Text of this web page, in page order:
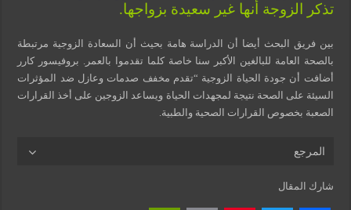
تذكر الزوجة أنها غير سعيدة بزواجها.
بين فريق البحث أيضا أن الدراسة هامة بحيث أن السعادة الزوجية مرتبطة
بالصحة العامة للبالغين الأكبر سنا خاصة كلما تقدموا بالعمر. بروفيسور كارر
أضافت أن جودة الحياة الزوجية “تقدم مخفف صدمات وعازل ضد المؤثرات
السيئة على الصحة نتيجة لمجهدات الحياة ويساعد الزوجين على أخذ القرارات
الصعبة بخصوص القرارات الصحية والطبية.
المرجع
شارك المقال